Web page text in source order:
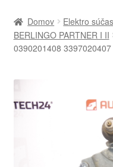
Celosvetová preprava
Domov Elektro
BERLINGO PARTNER I II
0390201408 3397020407